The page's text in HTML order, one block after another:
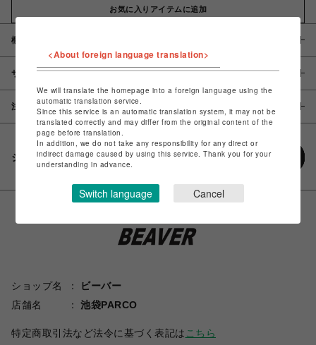
お気に入りアイテムに追加
概要
サイズ
注意事項
シェアする
ショップ名
ビーバー
店舗名
池袋PARCO
特定商取引法など法令に基づく表記は こちら
<About foreign language translation>
We will translate the homepage into a foreign language using the
automatic translation service.
Since this service is an automatic translation system, it may not be
translated correctly and may differ from the original content of the
page before translation.
In addition, we do not take any responsibility for any direct or
indirect damage caused by using this service. Thank you for your
understanding in advance.
Switch language Cancel